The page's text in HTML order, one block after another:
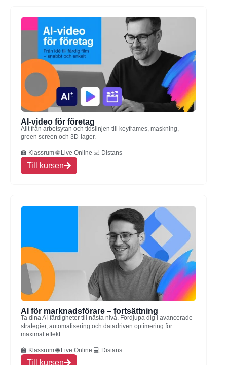
AI-video för företag
Allt från arbetsytan och tidslinjen till keyframes, maskning,
green screen och 3D-lager.
🏫 Klassrum 🌐 Live Online 💻 Distans
Till kursen
AI för marknadsförare – fortsättning
Ta dina AI-färdigheter till nästa nivå. Fördjupa dig i avancerade
strategier, automatisering och datadriven optimering för
maximal effekt.
🏫 Klassrum 🌐 Live Online 💻 Distans
Till kursen